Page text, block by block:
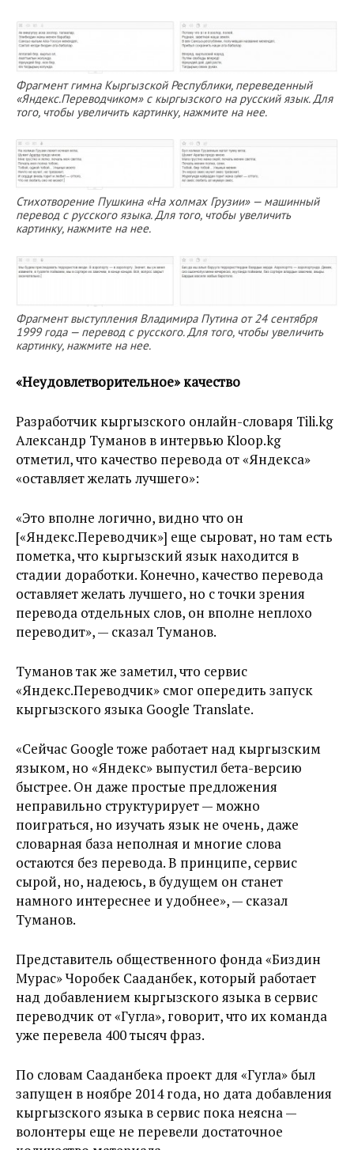
Фрагмент гимна Кыргызской Республики, переведенный
«Яндекс.Переводчиком» с кыргызского на русский язык. Для
того, чтобы увеличить картинку, нажмите на нее.
Стихотворение Пушкина «На холмах Грузии» — машинный
перевод с русского языка. Для того, чтобы увеличить
картинку, нажмите на нее.
Фрагмент выступления Владимира Путина от 24 сентября
1999 года — перевод с русского. Для того, чтобы увеличить
картинку, нажмите на нее.
«Неудовлетворительное» качество
Разработчик кыргызского онлайн-словаря Tili.kg
Александр Туманов в интервью Kloop.kg
отметил, что качество перевода от «Яндекса»
«оставляет желать лучшего»:
«Это вполне логично, видно что он
[«Яндекс.Переводчик»] еще сыроват, но там есть
пометка, что кыргызский язык находится в
стадии доработки. Конечно, качество перевода
оставляет желать лучшего, но с точки зрения
перевода отдельных слов, он вполне неплохо
переводит», — сказал Туманов.
Туманов так же заметил, что сервис
«Яндекс.Переводчик» смог опередить запуск
кыргызского языка Google Translate.
«Сейчас Google тоже работает над кыргызским
языком, но «Яндекс» выпустил бета-версию
быстрее. Он даже простые предложения
неправильно структурирует — можно
поиграться, но изучать язык не очень, даже
словарная база неполная и многие слова
остаются без перевода. В принципе, сервис
сырой, но, надеюсь, в будущем он станет
намного интереснее и удобнее», — сказал
Туманов.
Представитель общественного фонда «Биздин
Мурас» Чоробек Сааданбек, который работает
над добавлением кыргызского языка в сервис
переводчик от «Гугла», говорит, что их команда
уже перевела 400 тысяч фраз.
По словам Сааданбека проект для «Гугла» был
запущен в ноябре 2014 года, но дата добавления
кыргызского языка в сервис пока неясна —
волонтеры еще не перевели достаточное